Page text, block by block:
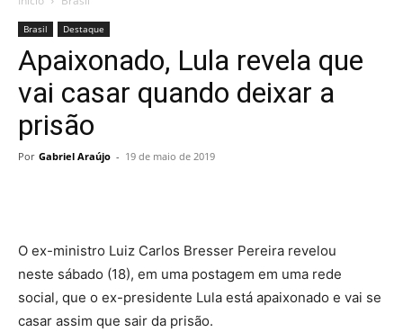
Brasil Destaque
Apaixonado, Lula revela que
vai casar quando deixar a
prisão
Por Gabriel Araújo - 19 de maio de 2019
O ex-ministro Luiz Carlos Bresser Pereira revelou
neste sábado (18), em uma postagem em uma rede
social, que o ex-presidente Lula está apaixonado e vai se
casar assim que sair da prisão.